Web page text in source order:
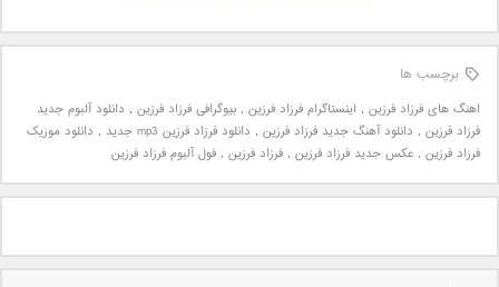
برچسب ها
اهنگ های فرزاد فرزین , اینستاگرام فرزاد فرزین , بیوگرافی فرزاد فرزین , دانلود آلبوم جدید
فرزاد فرزین , دانلود آهنگ جدید فرزاد فرزین , دانلود فرزاد فرزین mp3 جدید , دانلود موزیک
فرزاد فرزین , عکس جدید فرزاد فرزین , فرزاد فرزین , فول آلبوم فرزاد فرزین